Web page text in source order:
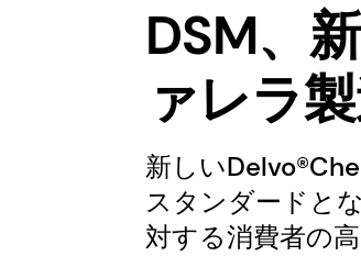
DSM、
ァレラ
新しい
スタンダードと
対する消費者の